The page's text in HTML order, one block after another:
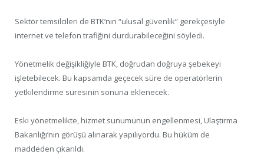
Sektör temsilcileri de BTK’nın “ulusal güvenlik” gerekçesiyle
internet ve telefon trafiğini durdurabileceğini söyledi.
Yönetmelik değişikliğiyle BTK, doğrudan doğruya şebekeyi
işletebilecek. Bu kapsamda geçecek süre de operatörlerin
yetkilendirme süresinin sonuna eklenecek.
Eski yönetmelikte, hizmet sunumunun engellenmesi, Ulaştırma
Bakanlığı’nın görüşü alınarak yapılıyordu. Bu hüküm de
maddeden çıkarıldı.